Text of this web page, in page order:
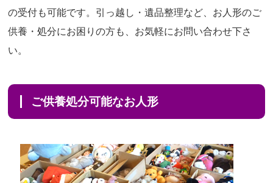
の受付も可能です。引っ越し・遺品整理など、お人形のご
供養・処分にお困りの方も、お気軽にお問い合わせ下さ
い。
ご供養処分可能なお人形